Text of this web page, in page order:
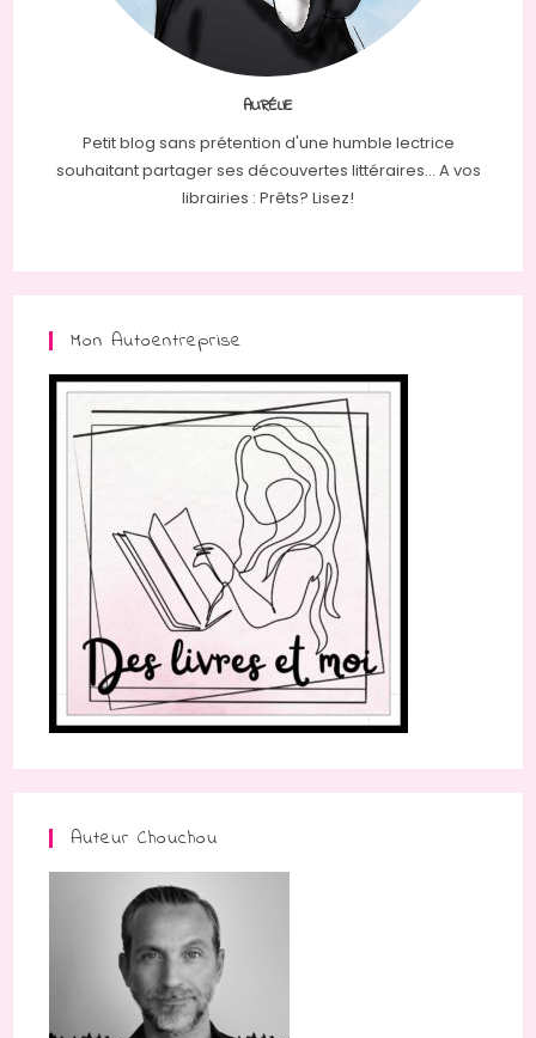
AURÉLIE
Petit blog sans prétention d'une humble lectrice
souhaitant partager ses découvertes littéraires... A vos
librairies : Prêts? Lisez!
Mon Autoentreprise
Auteur Chouchou